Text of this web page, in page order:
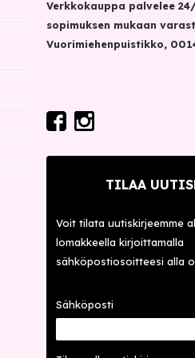
Verkkokauppa palvelee
sopimuksen mukaan
Vuorimiehenpuistikko,
TILAA
Voit tilata uutiskirjeemme
lomakkeella kirjoittamalla
sähköpostiosoitteesi alla
Sähköposti